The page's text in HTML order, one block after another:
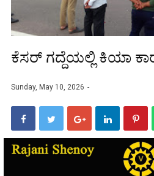
ಕೆಸರ್ ಗದ್ದೆಯಲ್ಲಿ ಕಿಯಾ
Sunday, May 10, 2026